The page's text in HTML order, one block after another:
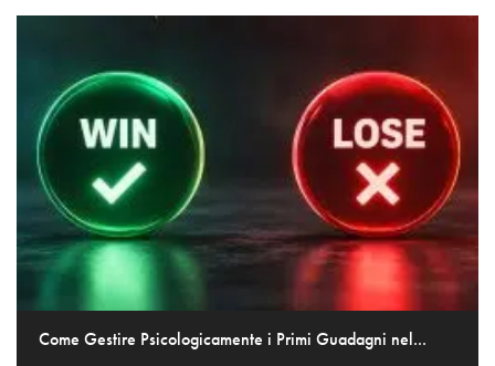
Come Gestire Psicologicamente i Primi Guadagni nel...